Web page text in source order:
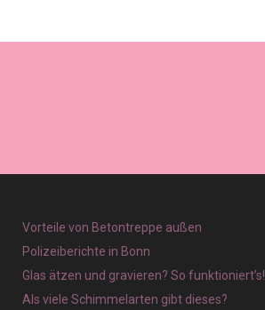
Vorteile von Betontreppe außen
Polizeiberichte in Bonn
Glas ätzen und gravieren? So funktioniert’s!
Als viele Schimmelarten gibt dieses?